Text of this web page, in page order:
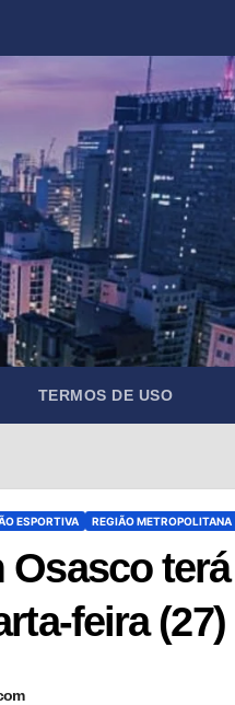
TERMOS DE USO
ESPORTIVA REGIÃO METROPOLITANA
Osasco
feira (27)